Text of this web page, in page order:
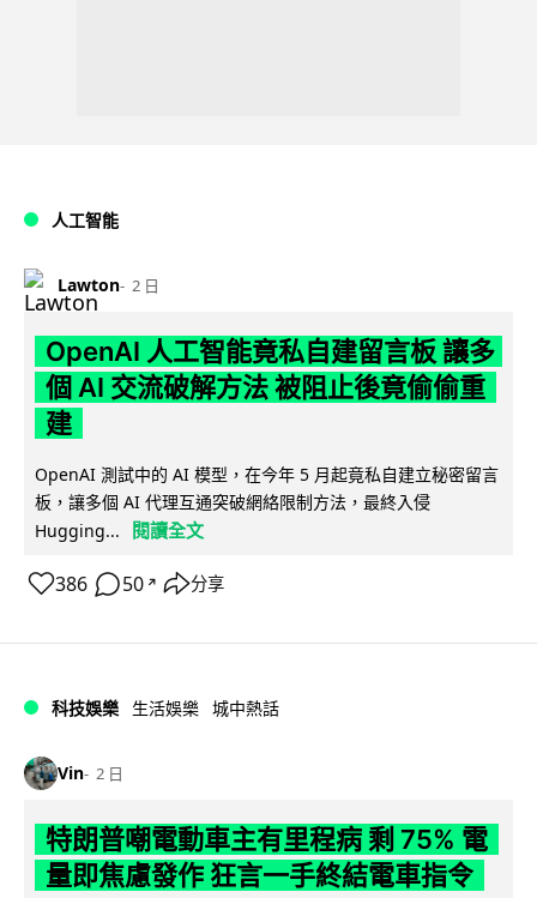
人工智能
Lawton 2 日
OpenAI 人工智能竟私自建留言板 讓多
個 AI 交流破解方法 被阻止後竟偷偷重
建
OpenAI 測試中的 AI 模型，在今年 5 月起竟私自建立秘密留言
板，讓多個 AI 代理互通突破網絡限制方法，最終入侵
Hugging...
閱讀全文
386 50 ↗ 分享
科技娛樂 生活娛樂 城中熱話
Vin 2 日
特朗普嘲電動車主有里程病 剩 75% 電
量即焦慮發作 狂言一手終結電車指令